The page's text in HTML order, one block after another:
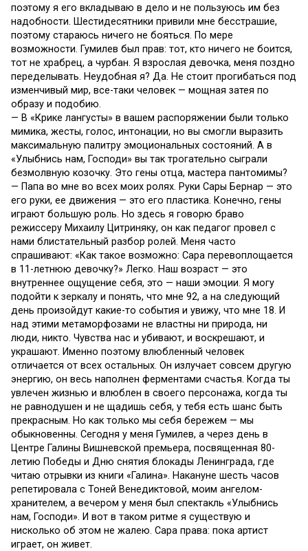
поэтому я его вкладываю в дело и не пользуюсь им без
надобности. Шестидесятники привили мне бесстрашие,
поэтому стараюсь ничего не бояться. По мере
возможности. Гумилев был прав: тот, кто ничего не боится,
тот не храбрец, а чурбан. Я взрослая девочка, меня поздно
переделывать. Неудобная я? Да. Не стоит прогибаться под
изменчивый мир, все-таки человек — мощная затея по
образу и подобию.
— В «Крике лангусты» в вашем распоряжении были только
мимика, жесты, голос, интонации, но вы смогли выразить
максимальную палитру эмоциональных состояний. А в
«Улыбнись нам, Господи» вы так трогательно сыграли
безмолвную козочку. Это гены отца, мастера пантомимы?
— Папа во мне во всех моих ролях. Руки Сары Бернар — это
его руки, ее движения — это его пластика. Конечно, гены
играют большую роль. Но здесь я говорю браво
режиссеру Михаилу Цитриняку, он как педагог провел с
нами блистательный разбор ролей. Меня часто
спрашивают: «Как такое возможно: Сара перевоплощается
в 11-летнюю девочку?» Легко. Наш возраст — это
внутреннее ощущение себя, это — наши эмоции. Я могу
подойти к зеркалу и понять, что мне 92, а на следующий
день произойдут какие-то события и увижу, что мне 18. И
над этими метаморфозами не властны ни природа, ни
люди, никто. Чувства нас и убивают, и воскрешают, и
украшают. Именно поэтому влюбленный человек
отличается от всех остальных. Он излучает совсем другую
энергию, он весь наполнен ферментами счастья. Когда ты
увлечен жизнью и влюблен в своего персонажа, когда ты
не равнодушен и не щадишь себя, у тебя есть шанс быть
прекрасным. Но как только мы себя бережем — мы
обыкновенны. Сегодня у меня Гумилев, а через день в
Центре Галины Вишневской премьера, посвященная 80-
летию Победы и Дню снятия блокады Ленинграда, где
читаю отрывки из книги «Галина». Накануне шесть часов
репетировала с Тоней Венедиктовой, моим ангелом-
хранителем, а вечером у меня был спектакль «Улыбнись
нам, Господи». И вот в таком ритме я существую и
нисколько об этом не жалею. Сара права: пока артист
играет, он живет.